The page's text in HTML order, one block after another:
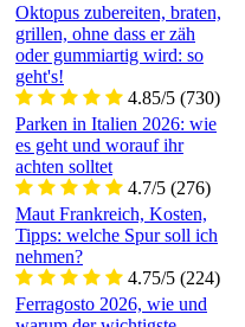
Oktopus zubereiten, braten,
grillen, ohne dass er zäh
oder gummiartig wird: so
geht's!
4.85/5 (730)
Parken in Italien 2026: wie
es geht und worauf ihr
achten solltet
4.7/5 (276)
Maut Frankreich, Kosten,
Tipps: welche Spur soll ich
nehmen?
4.75/5 (224)
Ferragosto 2026, wie und